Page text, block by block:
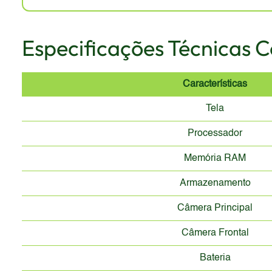
Especificações Técnicas
Características
Tela
Processador
Memória RAM
Armazenamento
Câmera Principal
Câmera Frontal
Bateria